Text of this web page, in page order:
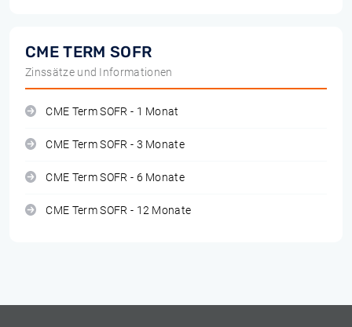
CME TERM SOFR
Zinssätze und Informationen
CME Term SOFR - 1 Monat
CME Term SOFR - 3 Monate
CME Term SOFR - 6 Monate
CME Term SOFR - 12 Monate